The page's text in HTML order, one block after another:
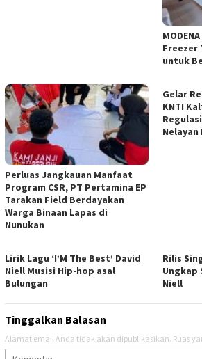
Freezer
untuk
Perluas Jangkauan Manfaat
Program CSR, PT Pertamina EP
Tarakan Field Berdayakan
Warga Binaan Lapas di
Nunukan
Gelar
KNTI
Nelayan
Lirik Lagu ‘I’M The Best’ David
Niell Musisi Hip-hop asal
Bulungan
Rilis
Ungkap
Niell
Tinggalkan Balasan
Alamat email Anda tidak akan dipublikasikan. Ruas